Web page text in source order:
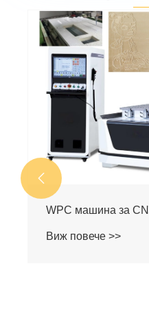
WPC машина за
Виж повече >>
